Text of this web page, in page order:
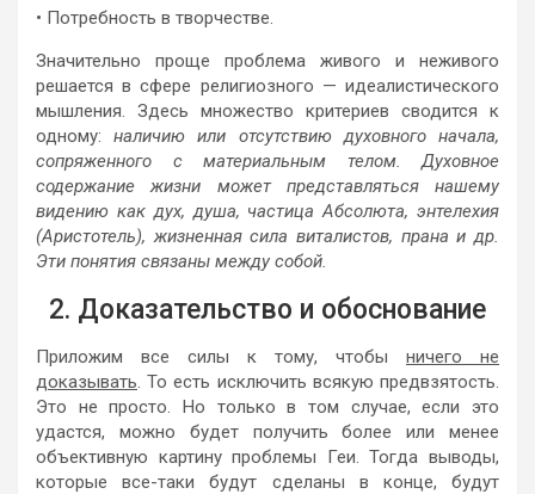
• Потребность в творчестве.
Значительно проще проблема живого и неживого
решается в сфере религиозного — идеалистического
мышления. Здесь множество критериев сводится к
одному:наличию или отсутствию духовного начала,
сопряженного с материальным телом. Духовное
содержание жизни может представляться нашему
видению как дух, душа, частица Абсолюта, энтелехия
(Аристотель), жизненная сила виталистов, прана и др.
Эти понятия связаны между собой.
2. Доказательство и обоснование
Приложим все силы к тому, чтобы ничего не
доказывать. То есть исключить всякую предвзятость.
Это не просто. Но только в том случае, если это
удастся, можно будет получить более или менее
объективную картину проблемы Геи. Тогда выводы,
которые все-таки будут сделаны в конце, будут